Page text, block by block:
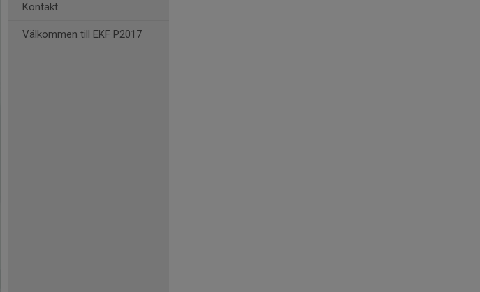
Kontakt
Välkommen till EKF P2017